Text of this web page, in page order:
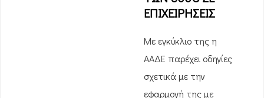
ΕΠΙΧΕΙΡΗΣΕΙΣ
Με εγκύκλιο της η
ΑΑΔΕ παρέχει οδηγίες
σχετικά με την
εφαρμογή της με